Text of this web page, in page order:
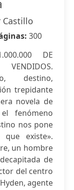
Castillo
300
DE
VENDIDOS.
destino,
trepidante
novela de
fenómeno
nos pone
existe».
un hombre
de
del centro
agente